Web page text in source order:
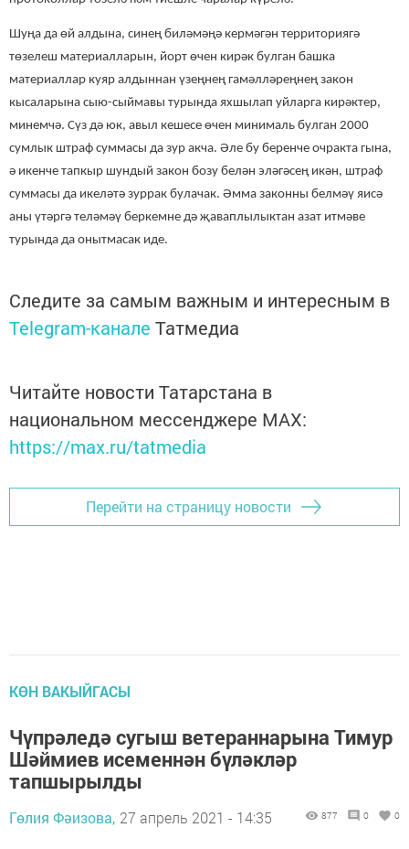
Шуңа да өй алдына, синең биләмәңә кермәгән территориягә
төзелеш материалларын, йорт өчен кирәк булган башка
материаллар куяр алдыннан үзеңнең гамәлләреңнең закон
кысаларына сыю-сыймавы турында яхшылап уйларга кирәктер,
минемчә. Сүз дә юк, авыл кешесе өчен минималь булган 2000
сумлык штраф суммасы да зур акча. Әле бу беренче очракта гына,
ә икенче тапкыр шундый закон бозу белән эләгәсең икән, штраф
суммасы да икеләтә зуррак булачак. Әмма законны белмәү яисә
аны үтәргә теләмәү беркемне дә җаваплылыктан азат итмәве
турында да онытмасак иде.
Следите за самым важным и интересным в
Telegram-канале Татмедиа
Читайте новости Татарстана в
национальном мессенджере MАХ:
https://max.ru/tatmedia
Перейти на страницу новости
КӨН ВАКЫЙГАСЫ
Чүпрәледә сугыш ветераннарына Тимур
Шәймиев исеменнән бүләкләр
тапшырылды
Гөлия Фәизова, 27 апрель 2021 - 14:35 877 0 0